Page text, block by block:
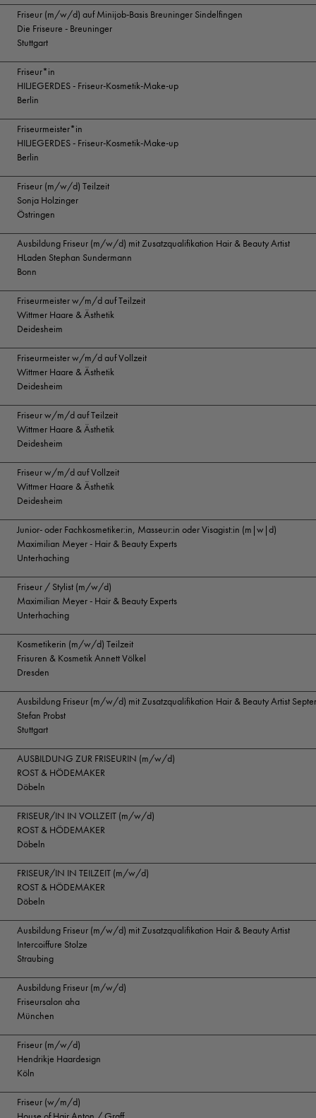
Friseur (m/w/d) auf Minijob-Basis Breuninger Sindelfingen
Die Friseure - Breuninger
Stuttgart
Friseur*in
HILJEGERDES - Friseur-Kosmetik-Make-up
Berlin
Friseurmeister*in
HILJEGERDES - Friseur-Kosmetik-Make-up
Berlin
Friseur (m/w/d) Teilzeit
Sonja Holzinger
Östringen
Ausbildung Friseur (m/w/d) mit Zusatzqualifikation Hair & Beauty Artist
HLaden Stephan Sundermann
Bonn
Friseurmeister w/m/d auf Teilzeit
Wittmer Haare & Ästhetik
Deidesheim
Friseurmeister w/m/d auf Vollzeit
Wittmer Haare & Ästhetik
Deidesheim
Friseur w/m/d auf Teilzeit
Wittmer Haare & Ästhetik
Deidesheim
Friseur w/m/d auf Vollzeit
Wittmer Haare & Ästhetik
Deidesheim
Junior- oder Fachkosmetiker:in, Masseur:in oder Visagist:in (m|w|d)
Maximilian Meyer - Hair & Beauty Experts
Unterhaching
Friseur / Stylist (m/w/d)
Maximilian Meyer - Hair & Beauty Experts
Unterhaching
Kosmetikerin (m/w/d) Teilzeit
Frisuren & Kosmetik Annett Völkel
Dresden
Ausbildung Friseur (m/w/d) mit Zusatzqualifikation Hair & Beauty Artist
Stefan Probst
Stuttgart
AUSBILDUNG ZUR FRISEURIN (m/w/d)
ROST & HÖDEMAKER
Döbeln
FRISEUR/IN IN VOLLZEIT (m/w/d)
ROST & HÖDEMAKER
Döbeln
FRISEUR/IN IN TEILZEIT (m/w/d)
ROST & HÖDEMAKER
Döbeln
Ausbildung Friseur (m/w/d) mit Zusatzqualifikation Hair & Beauty Artist
Intercoiffure Stolze
Straubing
Ausbildung Friseur (m/w/d)
Friseursalon aha
München
Friseur (m/w/d)
Hendrikje Haardesign
Köln
Friseur (w/m/d)